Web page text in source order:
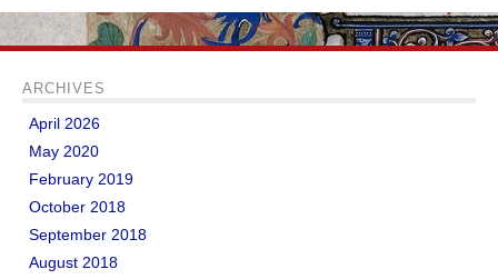
ARCHIVES
April 2026
May 2020
February 2019
October 2018
September 2018
August 2018